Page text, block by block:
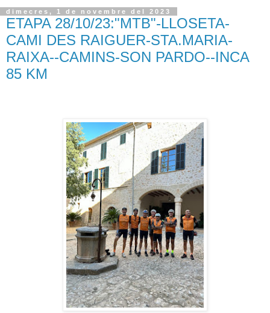
dimecres, 1 de novembre del 2023
ETAPA 28/10/23:"MTB"-LLOSETA-
CAMI DES RAIGUER-STA.MARIA-
RAIXA--CAMINS-SON PARDO--INCA
85 KM